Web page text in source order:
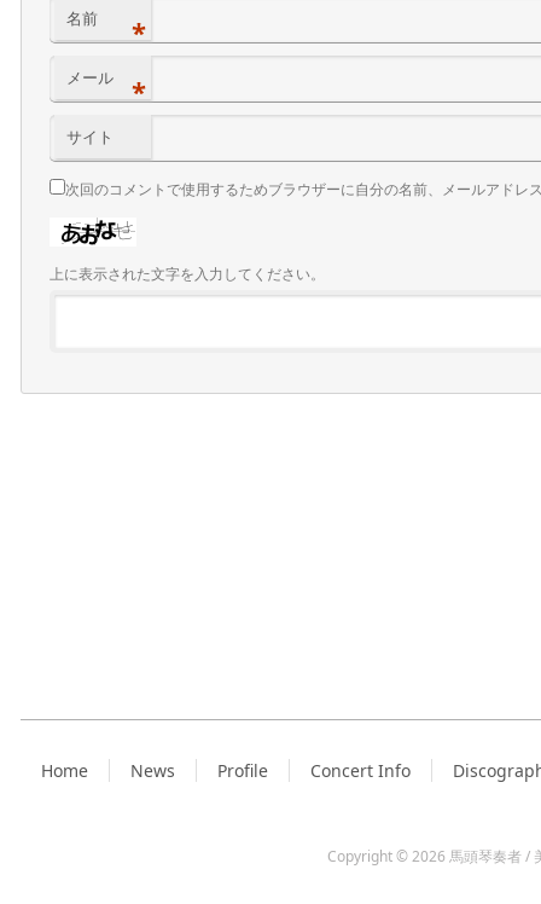
名前 *
メール *
サイト
次回のコメントで使用するためブラウザーに自分の名前、メールアドレ
上に表示された文字を入力してください。
Home News Profile Concert Info
Copyright © 2026 馬頭琴奏者 /